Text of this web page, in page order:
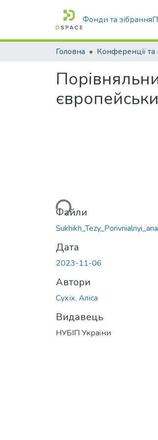
Фонди та зібрання
Головна
Вантажиться...
Файли
Дата
2023-11-06
Автори
Сухіх, Аліса
Видавець
НУБІП України